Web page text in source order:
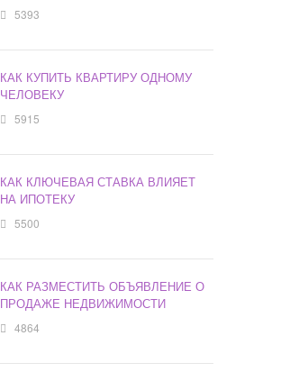
5393
КАК КУПИТЬ КВАРТИРУ ОДНОМУ
ЧЕЛОВЕКУ
5915
КАК КЛЮЧЕВАЯ СТАВКА ВЛИЯЕТ
НА ИПОТЕКУ
5500
КАК РАЗМЕСТИТЬ ОБЪЯВЛЕНИЕ О
ПРОДАЖЕ НЕДВИЖИМОСТИ
4864